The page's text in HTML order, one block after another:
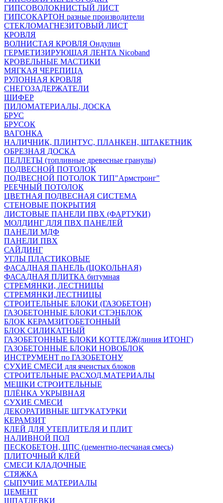
ГИПСОВОЛОКНИСТЫЙ ЛИСТ
ГИПСОКАРТОН разные производители
СТЕКЛОМАГНЕЗИТОВЫЙ ЛИСТ
КРОВЛЯ
ВОЛНИСТАЯ КРОВЛЯ Ондулин
ГЕРМЕТИЗИРУЮЩАЯ ЛЕНТА Nicoband
КРОВЕЛЬНЫЕ МАСТИКИ
МЯГКАЯ ЧЕРЕПИЦА
РУЛОННАЯ КРОВЛЯ
СНЕГОЗАДЕРЖАТЕЛИ
ШИФЕР
ПИЛОМАТЕРИАЛЫ, ДОСКА
БРУС
БРУСОК
ВАГОНКА
НАЛИЧНИК, ПЛИНТУС, ПЛАНКЕН, ШТАКЕТНИК
ОБРЕЗНАЯ ДОСКА
ПЕЛЛЕТЫ (топливные древесные гранулы)
ПОДВЕСНОЙ ПОТОЛОК
ПОДВЕСНОЙ ПОТОЛОК ТИП"Армстронг"
РЕЕЧНЫЙ ПОТОЛОК
ЦВЕТНАЯ ПОДВЕСНАЯ СИСТЕМА
СТЕНОВЫЕ ПОКРЫТИЯ
ЛИСТОВЫЕ ПАНЕЛИ ПВХ (ФАРТУКИ)
МОЛДИНГ ДЛЯ ПВХ ПАНЕЛЕЙ
ПАНЕЛИ МДФ
ПАНЕЛИ ПВХ
САЙДИНГ
УГЛЫ ПЛАСТИКОВЫЕ
ФАСАДНАЯ ПАНЕЛЬ (ЦОКОЛЬНАЯ)
ФАСАДНАЯ ПЛИТКА битумная
СТРЕМЯНКИ, ЛЕСТНИЦЫ
СТРЕМЯНКИ,ЛЕСТНИЦЫ
СТРОИТЕЛЬНЫЕ БЛОКИ (ГАЗОБЕТОН)
ГАЗОБЕТОННЫЕ БЛОКИ СТЭНБЛОК
БЛОК КЕРАМЗИТОБЕТОННЫЙ
БЛОК СИЛИКАТНЫЙ
ГАЗОБЕТОННЫЕ БЛОКИ КОТТЕДЖ(линия ИТОНГ)
ГАЗОБЕТОННЫЕ БЛОКИ НОВОБЛОК
ИНСТРУМЕНТ по ГАЗОБЕТОНУ
СУХИЕ СМЕСИ для ячеистых блоков
СТРОИТЕЛЬНЫЕ РАСХОД.МАТЕРИАЛЫ
МЕШКИ СТРОИТЕЛЬНЫЕ
ПЛЁНКА УКРЫВНАЯ
СУХИЕ СМЕСИ
ДЕКОРАТИВНЫЕ ШТУКАТУРКИ
КЕРАМЗИТ
КЛЕЙ ДЛЯ УТЕПЛИТЕЛЯ И ПЛИТ
НАЛИВНОЙ ПОЛ
ПЕСКОБЕТОН, ЦПС (цементно-песчаная смесь)
ПЛИТОЧНЫЙ КЛЕЙ
СМЕСИ КЛАДОЧНЫЕ
СТЯЖКА
СЫПУЧИЕ МАТЕРИАЛЫ
ЦЕМЕНТ
ШПАТЛЕВКИ